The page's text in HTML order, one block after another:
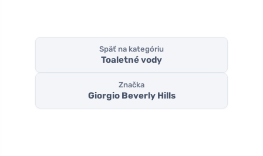
Späť na kategóriu
Toaletné vody
Značka
Giorgio Beverly Hills